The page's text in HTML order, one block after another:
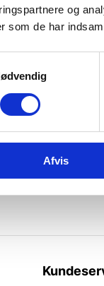
og
som de har
Afvis
Cristine